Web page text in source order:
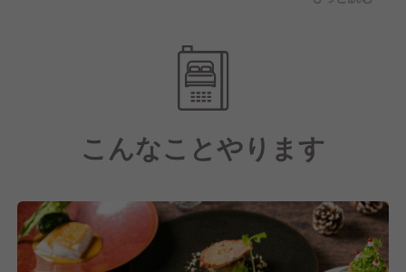
ねていくことこそが成長へと繋がる一歩であるという
考えの元、料理人として大きく羽ばたいていける環境
こんなことやります